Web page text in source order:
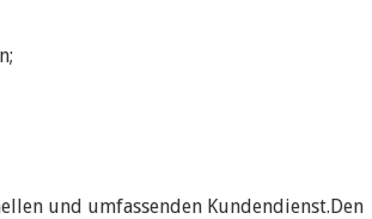
und umfassenden Kundendienst.Den